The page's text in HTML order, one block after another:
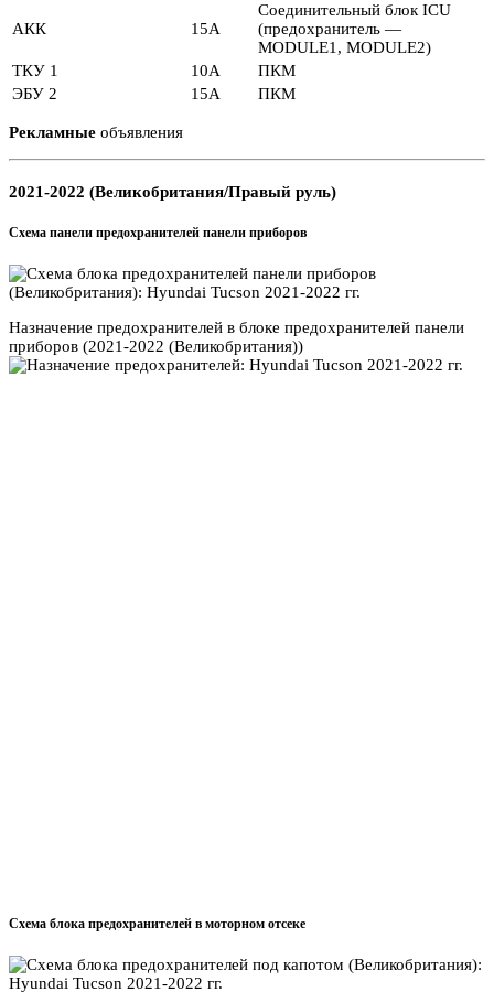
АКК 15А
Соединительный блок ICU
(предохранитель —
MODULE1, MODULE2)
ТКУ 1
10А
ПКМ
ЭБУ 2
15А ПКМ
Рекламные объявления
2021-2022 (Великобритания/Правый руль)
Схема панели предохранителей панели приборов
Назначение предохранителей в блоке предохранителей панели
приборов (2021-2022 (Великобритания))
Схема блока предохранителей в моторном отсеке